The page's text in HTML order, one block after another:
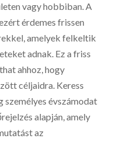
vagy hobbiban. A
érdemes frissen
amelyek felkeltik
adnak. Ez a friss
ahhoz, hogy
céljaidra. Keress
személyes évszámodat
alapján, amely
az